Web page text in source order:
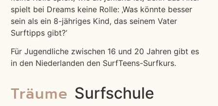
spielt bei Dreams keine Rolle: ‚Was könnte besser
sein als ein 8-jähriges Kind, das seinem Vater
Surftipps gibt?‘
Für Jugendliche zwischen 16 und 20 Jahren gibt es
in den Niederlanden den SurfTeens-Surfkurs.
Träume Surfschule